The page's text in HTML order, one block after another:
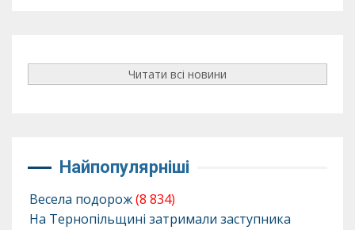
Читати всі новини
Найпопулярніші
Весела подорож(8 834)
На Тернопільщині затримали заступника